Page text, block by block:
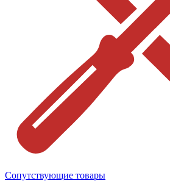
Сопутствующие товары